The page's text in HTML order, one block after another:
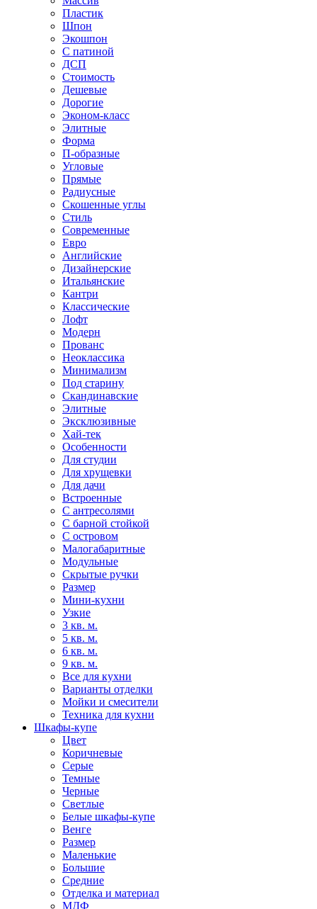
Пластик
Шпон
Экошпон
С патиной
ДСП
Стоимость
Дешевые
Дорогие
Эконом-класс
Элитные
Форма
П-образные
Угловые
Прямые
Радиусные
Скошенные углы
Стиль
Современные
Евро
Английские
Дизайнерские
Итальянские
Кантри
Классические
Лофт
Модерн
Прованс
Неоклассика
Минимализм
Под старину
Скандинавские
Элитные
Эксклюзивные
Хай-тек
Особенности
Для студии
Для хрущевки
Для дачи
Встроенные
С антресолями
С барной стойкой
С островом
Малогабаритные
Модульные
Скрытые ручки
Размер
Мини-кухни
Узкие
3 кв. м.
5 кв. м.
6 кв. м.
9 кв. м.
Все для кухни
Варианты отделки
Мойки и смесители
Техника для кухни
Шкафы-купе
Цвет
Коричневые
Серые
Темные
Черные
Светлые
Белые шкафы-купе
Венге
Размер
Маленькие
Большие
Средние
Отделка и материал
МДФ